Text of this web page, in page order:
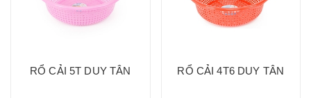
RỔ CẢI 5T DUY TÂN RỔ CẢI 4T6 DUY TÂN